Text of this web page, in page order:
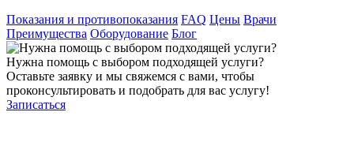
Показания и противопоказания FAQ Цены Врачи
Преимущества Оборудование Блог
Нужна помощь с выбором подходящей услуги?
Оставьте заявку и мы свяжемся с вами, чтобы
проконсультировать и подобрать для вас услугу!
Записаться